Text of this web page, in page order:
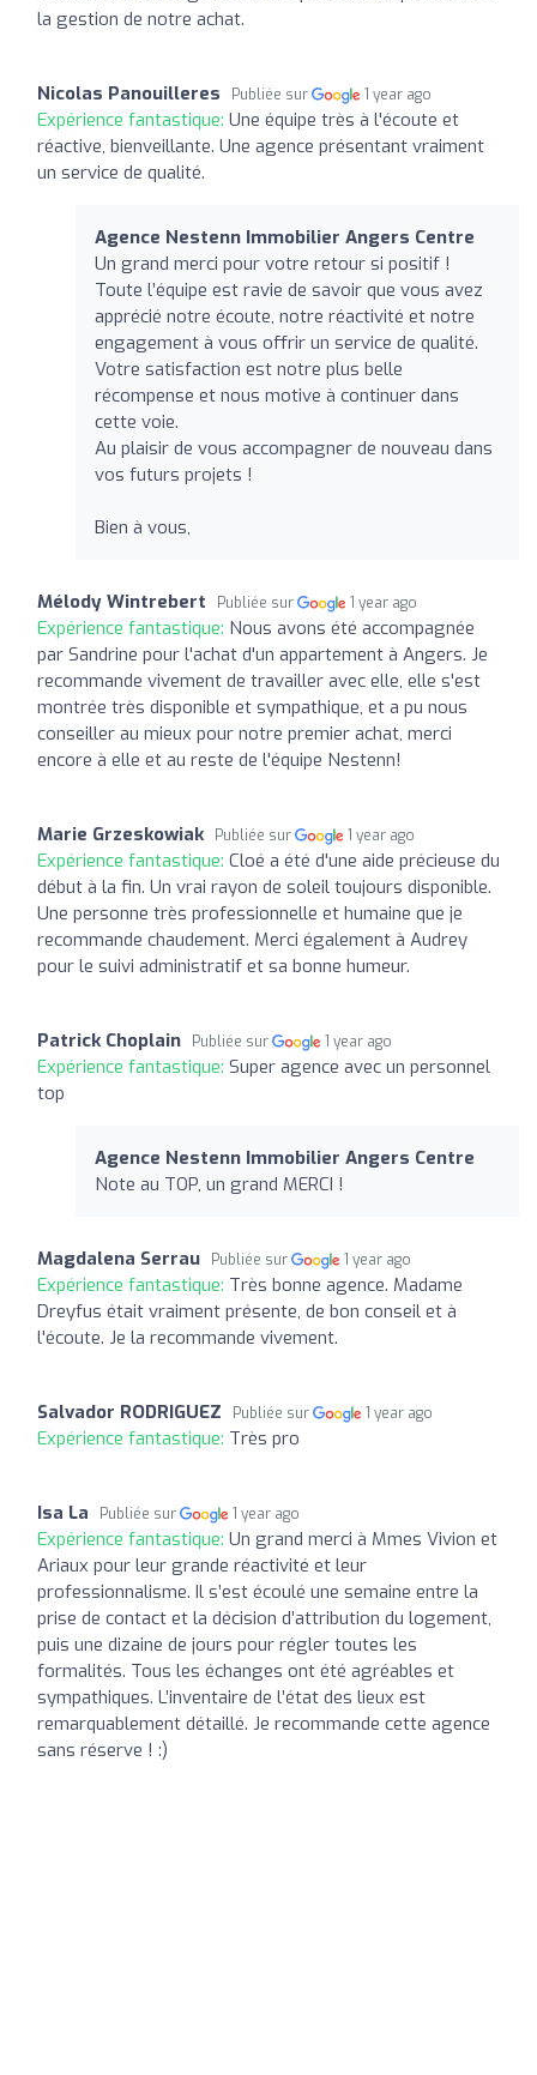
la gestion de notre achat.
Nicolas Panouilleres Publiée sur 1 year ago
Expérience fantastique: Une équipe très à l'écoute et
réactive, bienveillante. Une agence présentant vraiment
un service de qualité.
Agence Nestenn Immobilier Angers Centre
Un grand merci pour votre retour si positif !
Toute l’équipe est ravie de savoir que vous avez
apprécié notre écoute, notre réactivité et notre
engagement à vous offrir un service de qualité.
Votre satisfaction est notre plus belle
récompense et nous motive à continuer dans
cette voie.
Au plaisir de vous accompagner de nouveau dans
vos futurs projets !
Bien à vous,
Mélody Wintrebert Publiée sur 1 year ago
Expérience fantastique: Nous avons été accompagnée
par Sandrine pour l'achat d'un appartement à Angers. Je
recommande vivement de travailler avec elle, elle s'est
montrée très disponible et sympathique, et a pu nous
conseiller au mieux pour notre premier achat, merci
encore à elle et au reste de l'équipe Nestenn!
Marie Grzeskowiak Publiée sur 1 year ago
Expérience fantastique: Cloé a été d'une aide précieuse du
début à la fin. Un vrai rayon de soleil toujours disponible.
Une personne très professionnelle et humaine que je
recommande chaudement. Merci également à Audrey
pour le suivi administratif et sa bonne humeur.
Patrick Choplain Publiée sur 1 year ago
Expérience fantastique: Super agence avec un personnel
top
Agence Nestenn Immobilier Angers Centre
Note au TOP, un grand MERCI !
Magdalena Serrau Publiée sur 1 year ago
Expérience fantastique: Très bonne agence. Madame
Dreyfus était vraiment présente, de bon conseil et à
l'écoute. Je la recommande vivement.
Salvador RODRIGUEZ Publiée sur 1 year ago
Expérience fantastique: Très pro
Isa La Publiée sur 1 year ago
Expérience fantastique: Un grand merci à Mmes Vivion et
Ariaux pour leur grande réactivité et leur
professionnalisme. Il s’est écoulé une semaine entre la
prise de contact et la décision d’attribution du logement,
puis une dizaine de jours pour régler toutes les
formalités. Tous les échanges ont été agréables et
sympathiques. L’inventaire de l’état des lieux est
remarquablement détaillé. Je recommande cette agence
sans réserve ! :)